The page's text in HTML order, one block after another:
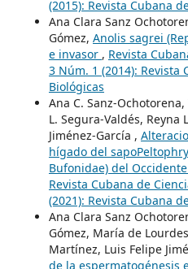
(2015): Revista Cubana
Ana Clara Sanz
Gómez, Anolis sagrei
e invasor , Revista
3 Núm. 1 (2014): Revista
Biológicas
Ana C. Sanz-
L. Segura-Valdés, Reyna
Jiménez-García ,
hígado del
Bufonidae) del
Revista Cubana de
(2021): Revista Cubana
Ana Clara Sanz
Gómez, María de
Martínez, Luis Felipe
de la espermatogénesis